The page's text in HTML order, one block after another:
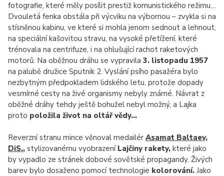
fotografie, které měly posílit prestiž komunistického režimu…
Dvouletá fenka obstála při výcviku na výbornou – zvykla si na
stísněnou kabinu, ve které si mohla jenom sednout a lehnout,
na speciální kašovitou stravu, na vysoké přetížení, které
trénovala na centrifuze, i na ohlušující rachot raketových
motorů. Na oběžnou dráhu se vypravila 3. listopadu 1957
na palubě družice Sputnik 2. Vyslání psího pasažéra bylo
nezbytným předpokladem lidského letu, protože dopady
vesmírné cesty na živé organismy nebyly známé. Návrat z
oběžné dráhy tehdy ještě bohužel nebyl možný, a Lajka
proto položila život na oltář vědy…
Reverzní stranu mince věnoval medailér Asamat Baltaev,
DiS., stylizovanému vyobrazení Lajčiny rakety, které jako
by vypadlo ze stránek dobové sovětské propagandy. Živých
barev bylo dosaženo pomocí technologie kolorování. Jako